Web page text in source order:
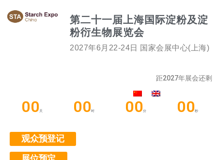
第二十一届上海国际淀粉及淀
粉衍生物展览会
2027年6月22-24日 国家会展中心(上海)
距2027年展会还剩
00天 00时 00分 00秒
观众预登记